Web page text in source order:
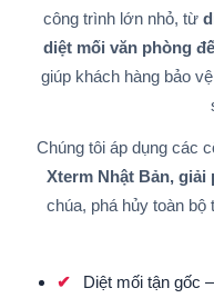
công trình lớn nhỏ, từ
diệt mối văn phòng
giúp khách hàng bảo
Chúng tôi áp dụng các
Xterm Nhật Bản, giải
chúa, phá hủy toàn bộ
Diệt mối tận gốc